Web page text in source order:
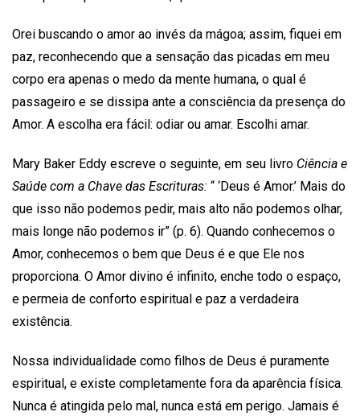
Orei buscando o amor ao invés da mágoa; assim, fiquei em
paz, reconhecendo que a sensação das picadas em meu
corpo era apenas o medo da mente humana, o qual é
passageiro e se dissipa ante a consciência da presença do
Amor. A escolha era fácil: odiar ou amar. Escolhi amar.
Mary Baker Eddy escreve o seguinte, em seu livro Ciência e
Saúde com a Chave das Escrituras: “ ‘Deus é Amor.’ Mais do
que isso não podemos pedir, mais alto não podemos olhar,
mais longe não podemos ir” (p. 6). Quando conhecemos o
Amor, conhecemos o bem que Deus é e que Ele nos
proporciona. O Amor divino é infinito, enche todo o espaço,
e permeia de conforto espiritual e paz a verdadeira
existência.
Nossa individualidade como filhos de Deus é puramente
espiritual, e existe completamente fora da aparência física.
Nunca é atingida pelo mal, nunca está em perigo. Jamais é